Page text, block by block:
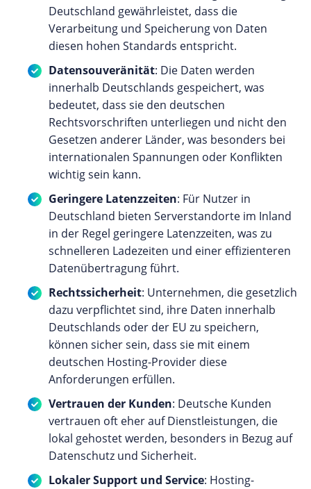
Deutschland gewährleistet, dass die
Verarbeitung und Speicherung von Daten
diesen hohen Standards entspricht.
Datensouveränität: Die Daten werden
innerhalb Deutschlands gespeichert, was
bedeutet, dass sie den deutschen
Rechtsvorschriften unterliegen und nicht den
Gesetzen anderer Länder, was besonders bei
internationalen Spannungen oder Konflikten
wichtig sein kann.
Geringere Latenzzeiten: Für Nutzer in
Deutschland bieten Serverstandorte im Inland
in der Regel geringere Latenzzeiten, was zu
schnelleren Ladezeiten und einer effizienteren
Datenübertragung führt.
Rechtssicherheit: Unternehmen, die gesetzlich
dazu verpflichtet sind, ihre Daten innerhalb
Deutschlands oder der EU zu speichern,
können sicher sein, dass sie mit einem
deutschen Hosting-Provider diese
Anforderungen erfüllen.
Vertrauen der Kunden: Deutsche Kunden
vertrauen oft eher auf Dienstleistungen, die
lokal gehostet werden, besonders in Bezug auf
Datenschutz und Sicherheit.
Lokaler Support und Service: Hosting-